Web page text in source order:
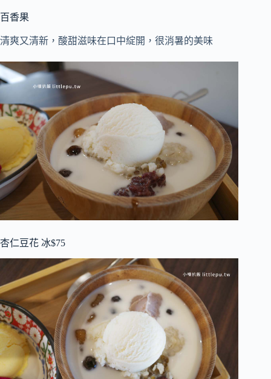
百香果
清爽又清新，酸甜滋味在口中綻開，很消暑的美味
杏仁豆花 冰$75